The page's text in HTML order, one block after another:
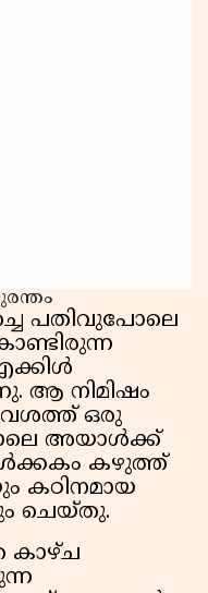
പതിവുപോലെ
ആ നിമിഷം
ഒരു
അയാൾക്ക്
കഴുത്ത്
കഠിനമായ
ചെയ്തു.
കാഴ്ച